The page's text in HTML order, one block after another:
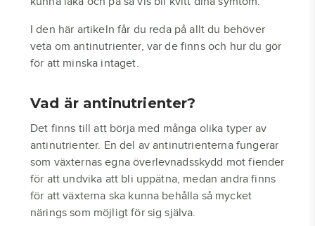
I den här artikeln får du reda på allt du behöver
veta om antinutrienter, var de finns och hur du gör
för att minska intaget.
Vad är antinutrienter?
Det finns till att börja med många olika typer av
antinutrienter. En del av antinutrienterna fungerar
som växternas egna överlevnadsskydd mot fiender
för att undvika att bli uppätna, medan andra finns
för att växterna ska kunna behålla så mycket
närings som möjligt för sig själva.